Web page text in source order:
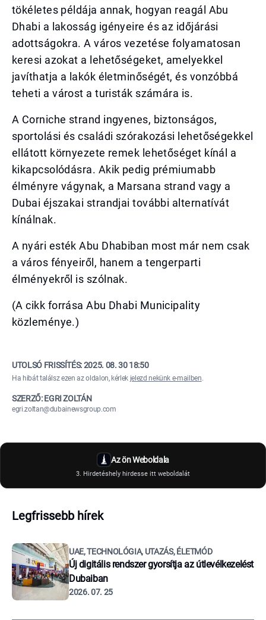
tökéletes példája annak, hogyan reagál Abu
Dhabi a lakosság igényeire és az időjárási
adottságokra. A város vezetése folyamatosan
keresi azokat a lehetőségeket, amelyekkel
javíthatja a lakók életminőségét, és vonzóbbá
teheti a várost a turisták számára is.
A Corniche strand ingyenes, biztonságos,
sportolási és családi szórakozási lehetőségekkel
ellátott környezete remek lehetőséget kínál a
kikapcsolódásra. Akik pedig prémiumabb
élményre vágynak, a Marsana strand vagy a
Dubai éjszakai strandjai további alternatívát
kínálnak.
A nyári esték Abu Dhabiban most már nem csak
a város fényeiről, hanem a tengerparti
élményekről is szólnak.
(A cikk forrása Abu Dhabi Municipality
közleménye.)
UTOLSÓ FRISSÍTÉS:2025. 08. 30 18:50
Ha hibát találsz ezen az oldalon, kérlek jelezd nekünk e-mailben.
SZERZŐ: EGRI ZOLTÁN
egri.zoltan@dubainewsgroup.com
Az ön Weboldala
3. Hirdetéshely hirdesse itt weboldalát
Legfrissebb hírek
UAE, TECHNOLÓGIA, UTAZÁS, ÉLETMÓD
Új digitális rendszer gyorsítja az útlevélkezelést
Dubaiban
2026. 07. 25